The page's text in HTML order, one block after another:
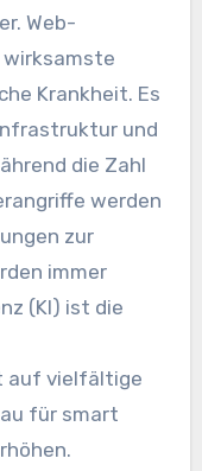
Web-
Krankheit. Es
und
die Zahl
werden
zur
immer
(KI) ist die
auf vielfältige
für smart